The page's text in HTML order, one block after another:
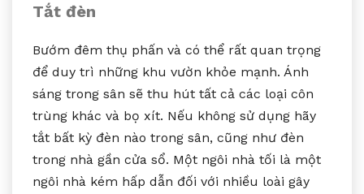
Tắt đèn
Bướm đêm thụ phấn và có thể rất quan trọng
để duy trì những khu vườn khỏe mạnh. Ánh
sáng trong sân sẽ thu hút tất cả các loại côn
trùng khác và bọ xít. Nếu không sử dụng hãy
tắt bất kỳ đèn nào trong sân, cũng như đèn
trong nhà gần cửa sổ. Một ngôi nhà tối là một
ngôi nhà kém hấp dẫn đối với nhiều loài gây